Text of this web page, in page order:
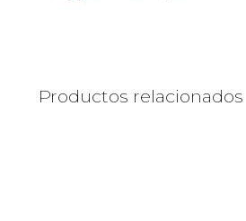
Productos relacionados